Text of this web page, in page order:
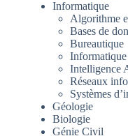
Informatique
Algorithme
Bases de
Bureautique
Intelligence
Réseaux
Systèmes
Géologie
Biologie
Génie Civil